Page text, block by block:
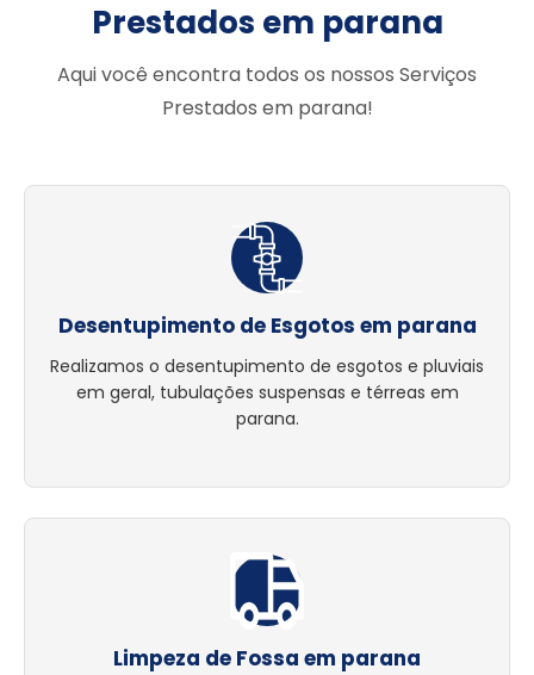
Prestados em parana
Aqui você encontra todos os nossos Serviços
Prestados em parana!
Desentupimento de Esgotos em parana
Realizamos o desentupimento de esgotos e pluviais
em geral, tubulações suspensas e térreas em
parana.
Limpeza de Fossa em parana